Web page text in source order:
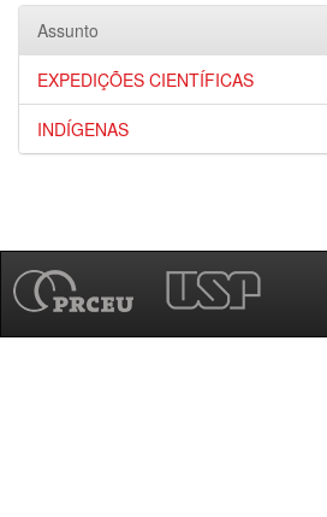
Assunto
EXPEDIÇÕES CIENTÍFICAS
INDÍGENAS